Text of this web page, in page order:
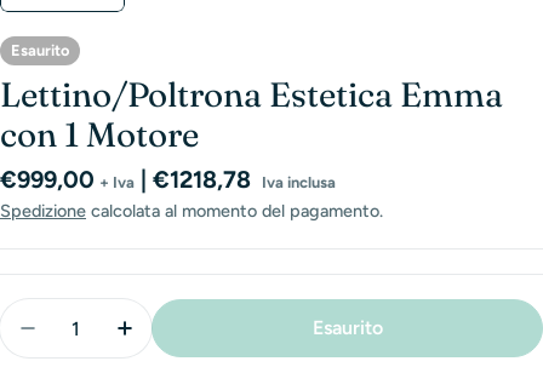
Esaurito
Lettino/Poltrona Estetica Emma
con 1 Motore
Prezzo
normale
€999,00 + Iva | €1218,78 Iva inclusa
Spedizione calcolata al momento del pagamento.
Diminuisci La Quantità Per Lettino/Poltrona
Aumenta La Quantità Per Lettino/
Esaurito